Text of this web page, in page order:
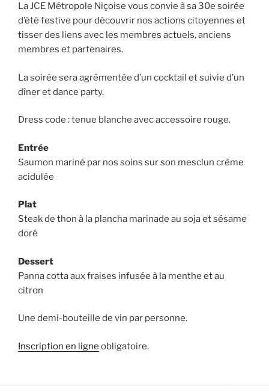
La JCE Métropole Niçoise vous convie à sa 30e soirée
d’été festive pour découvrir nos actions citoyennes et
tisser des liens avec les membres actuels, anciens
membres et partenaires.
La soirée sera agrémentée d’un cocktail et suivie d’un
dîner et dance party.
Dress code : tenue blanche avec accessoire rouge.
Entrée
Saumon mariné par nos soins sur son mesclun crème
acidulée
Plat
Steak de thon à la plancha marinade au soja et sésame
doré
Dessert
Panna cotta aux fraises infusée à la menthe et au
citron
Une demi-bouteille de vin par personne.
Inscription en ligne obligatoire.